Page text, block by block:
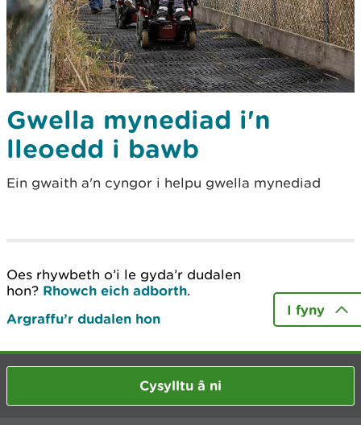
Gwella mynediad i'n
lleoedd i bawb
Ein gwaith a'n cyngor i helpu gwella mynediad
Oes rhywbeth o’i le gyda’r dudalen
hon? Rhowch eich adborth.
Argraffu’r dudalen hon
I fyny
Cysylltu â ni